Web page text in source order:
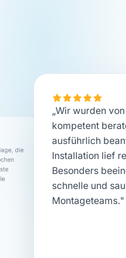
„Wir wurden
kompetent
ausführlich
Installation lief
Besonders
schnelle und
Montageteams."
die